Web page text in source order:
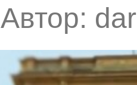
Автор: